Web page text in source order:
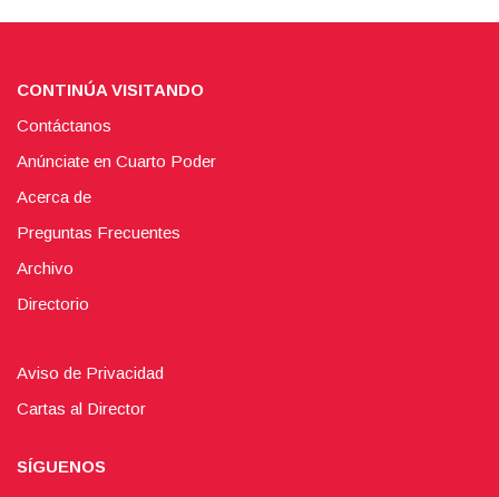
CONTINÚA VISITANDO
Contáctanos
Anúnciate en Cuarto Poder
Acerca de
Preguntas Frecuentes
Archivo
Directorio
Aviso de Privacidad
Cartas al Director
SÍGUENOS